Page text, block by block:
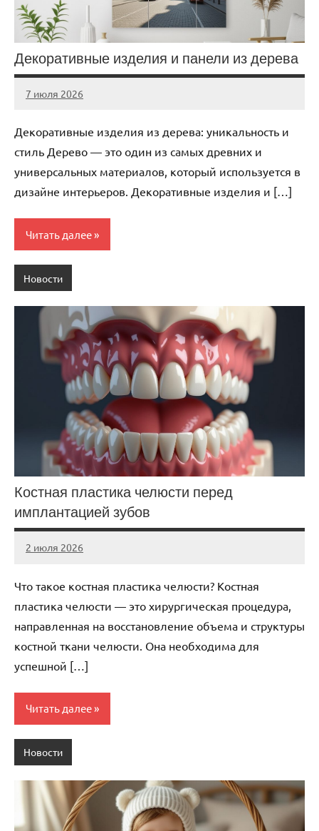
Декоративные изделия и панели из дерева
7 июля 2026
Avtor
Нет
Декоративные изделия из дерева: уникальность и
стиль Дерево — это один из самых древних и
универсальных материалов, который используется в
дизайне интерьеров. Декоративные изделия и […]
Читать далее
Новости
Костная пластика челюсти перед
имплантацией зубов
2 июля 2026
Avtor
Нет
Что такое костная пластика челюсти? Костная
пластика челюсти — это хирургическая процедура,
направленная на восстановление объема и структуры
костной ткани челюсти. Она необходима для
успешной […]
Читать далее
Новости